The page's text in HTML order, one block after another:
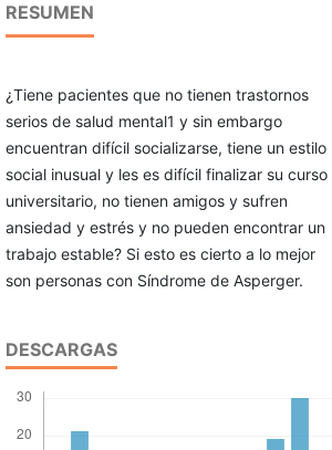
RESUMEN
¿Tiene pacientes que no tienen trastornos
serios de salud mental1 y sin embargo
encuentran difícil socializarse, tiene un estilo
social inusual y les es difícil finalizar su curso
universitario, no tienen amigos y sufren
ansiedad y estrés y no pueden encontrar un
trabajo estable? Si esto es cierto a lo mejor
son personas con Síndrome de Asperger.
DESCARGAS